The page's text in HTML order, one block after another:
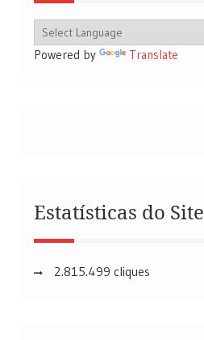
Powered by Translate
Estatísticas do Site
2.815.499 cliques